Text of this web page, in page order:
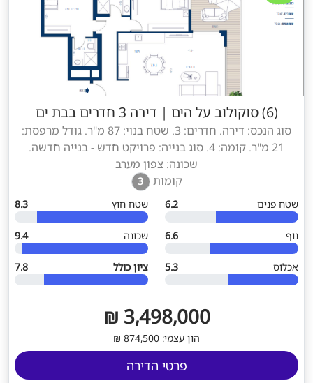
(6) סוקולוב על הים | דירה 3 חדרים בבת ים
סוג הנכס: דירה. חדרים: 3. שטח בנוי: 87 מ"ר. גודל מרפסת:
21 מ"ר. קומה: 4. סוג בנייה: פרויקט חדש - בנייה חדשה.
שכונה: צפון מערב
קומות
3
שטח פנים
6.2 שטח חוץ 8.3
נוף 6.6 שכונה 9.4
אכלוס 5.3 ציון כולל 7.8
3,498,000 ₪
הון עצמי: 874,500 ₪
פרטי הדירה